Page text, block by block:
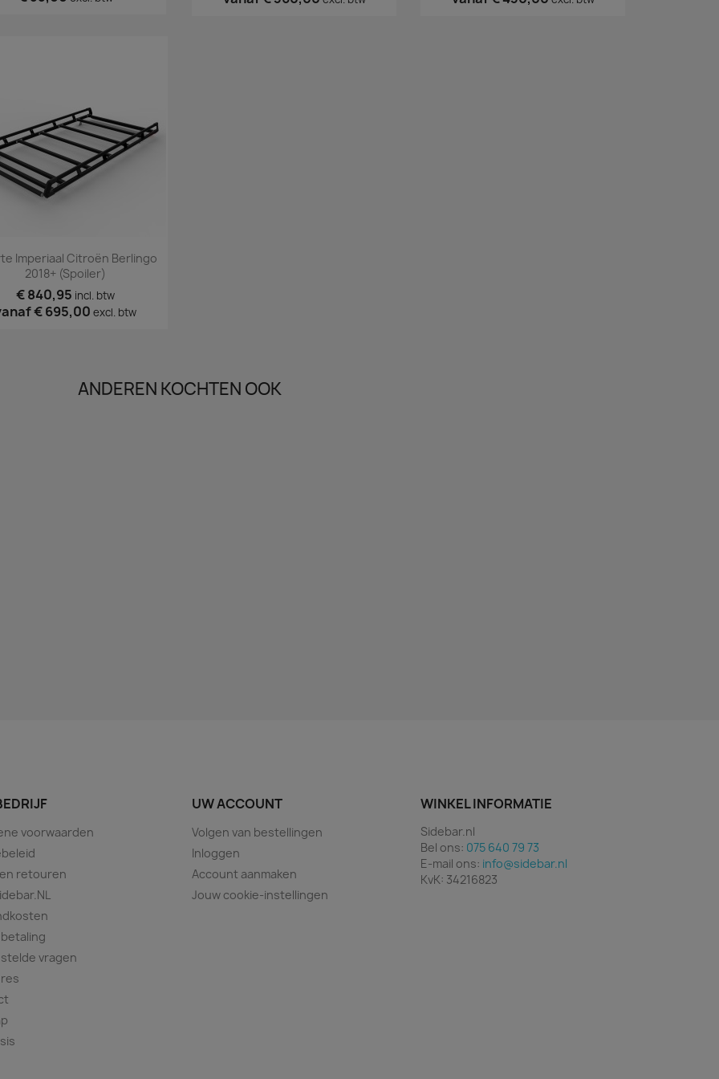
Snel bekijken
Imperiaal Citroën Berlingo
2018+ (spoiler)
€ 840,95 incl. btw
€ 695,00 excl. btw
ANDEREN KOCHTEN OOK
voorwaarden
retouren
vragen
UW ACCOUNT
Volgen van bestellingen
Inloggen
Account aanmaken
Jouw cookie-instellingen
WINKEL INFORMATIE
Sidebar.nl
Bel ons: 075 640 79 73
E-mail ons: info@sidebar.nl
KvK: 34216823